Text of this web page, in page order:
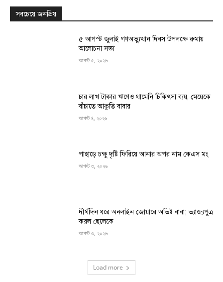
সবচেয়ে জনপ্রিয়
৫ আগস্ট জুলাই গণঅভ্যুত্থান দিবস উপলক্ষে রুমায়
আলোচনা সভা
আগস্ট ৫, ২০২৬
চার লাখ টাকার ঋণেও থামেনি চিকিৎসা ব্যয়, মেয়েকে
বাঁচাতে আকুতি বাবার
আগস্ট ৪, ২০২৬
পাহাড়ে চক্ষু দৃষ্টি ফিরিয়ে আনার অপর নাম কেএস মং
আগস্ট ৩, ২০২৬
দীর্ঘদিন ধরে অনলাইন জোয়ারে অতিষ্ট বাবা; ত্যাজ্যপুত্র
করল ছেলেকে
আগস্ট ৩, ২০২৬
Load more